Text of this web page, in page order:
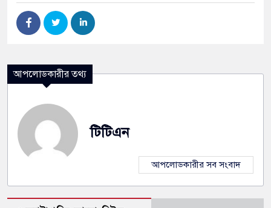
আপলোডকারীর তথ্য
টিটিএন
আপলোডকারীর সব সংবাদ